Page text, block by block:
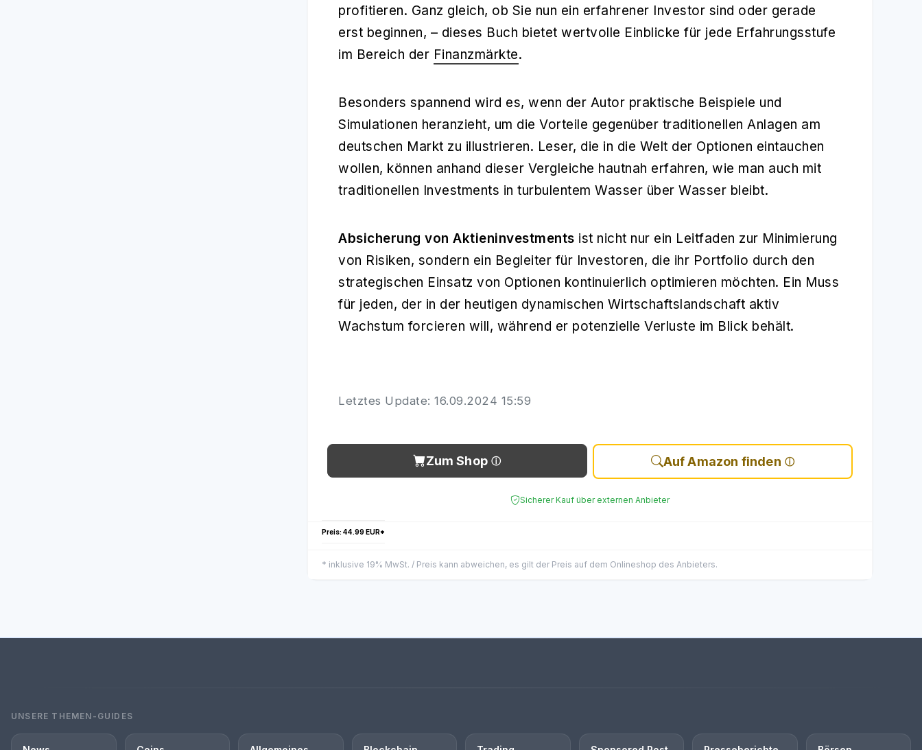
profitieren. Ganz gleich, ob Sie nun ein erfahrener Investor sind oder gerade
erst beginnen, – dieses Buch bietet wertvolle Einblicke für jede Erfahrungsstufe
im Bereich der Finanzmärkte.
Besonders spannend wird es, wenn der Autor praktische Beispiele und
Simulationen heranzieht, um die Vorteile gegenüber traditionellen Anlagen am
deutschen Markt zu illustrieren. Leser, die in die Welt der Optionen eintauchen
wollen, können anhand dieser Vergleiche hautnah erfahren, wie man auch mit
traditionellen Investments in turbulentem Wasser über Wasser bleibt.
Absicherung von Aktieninvestments ist nicht nur ein Leitfaden zur Minimierung
von Risiken, sondern ein Begleiter für Investoren, die ihr Portfolio durch den
strategischen Einsatz von Optionen kontinuierlich optimieren möchten. Ein Muss
für jeden, der in der heutigen dynamischen Wirtschaftslandschaft aktiv
Wachstum forcieren will, während er potenzielle Verluste im Blick behält.
Letztes Update: 16.09.2024 15:59
Zum Shop Auf Amazon finden
Sicherer Kauf über externen Anbieter
Preis: 44.99 EUR*
* inklusive 19% MwSt. / Preis kann abweichen, es gilt der Preis auf dem Onlineshop des Anbieters.
UNSERE THEMEN-GUIDES